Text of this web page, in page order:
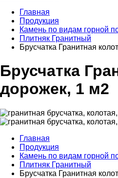
Главная
Продукция
Камень по видам горной
Плитняк Гранитный
Брусчатка Гранитная
Брусчатка
дорожек, 1 м2
Главная
Продукция
Камень по видам горной
Плитняк Гранитный
Брусчатка Гранитная